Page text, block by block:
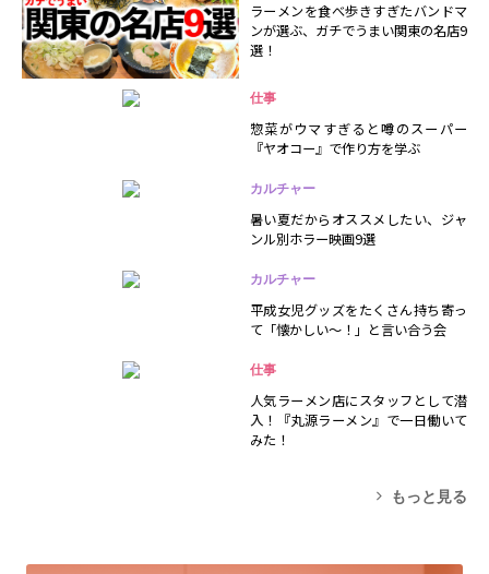
ラーメンを食べ歩きすぎたバンドマ
ンが選ぶ、ガチでうまい関東の名店9
選！
仕事
惣菜がウマすぎると噂のスーパー
『ヤオコー』で作り方を学ぶ
カルチャー
暑い夏だからオススメしたい、ジャ
ンル別ホラー映画9選
カルチャー
平成女児グッズをたくさん持ち寄っ
て「懐かしい～！」と言い合う会
仕事
人気ラーメン店にスタッフとして潜
入！『丸源ラーメン』で一日働いて
みた！
もっと見る